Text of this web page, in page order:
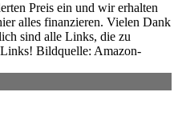
Preis ein und wir erhalten
alles finanzieren. Vielen Dank
sind alle Links, die zu
Bildquelle: Amazon-